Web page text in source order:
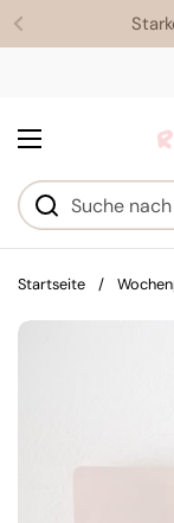
Zum Inhalt springen
Menü öffnen
Startseite /